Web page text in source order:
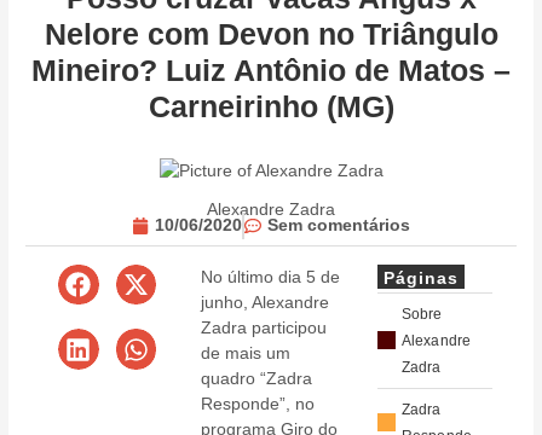
Nelore com Devon no Triângulo
Mineiro? Luiz Antônio de Matos –
Carneirinho (MG)
Alexandre Zadra
10/06/2020 Sem comentários
No último dia 5 de
junho, Alexandre
Zadra participou
de mais um
quadro “Zadra
Responde”, no
programa Giro do
Páginas
Sobre
Alexandre
Zadra
Zadra